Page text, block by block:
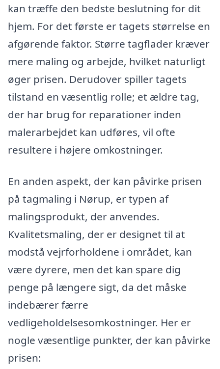
kan træffe den bedste beslutning for dit
hjem. For det første er tagets størrelse en
afgørende faktor. Større tagflader kræver
mere maling og arbejde, hvilket naturligt
øger prisen. Derudover spiller tagets
tilstand en væsentlig rolle; et ældre tag,
der har brug for reparationer inden
malerarbejdet kan udføres, vil ofte
resultere i højere omkostninger.
En anden aspekt, der kan påvirke prisen
på tagmaling i Nørup, er typen af
malingsprodukt, der anvendes.
Kvalitetsmaling, der er designet til at
modstå vejrforholdene i området, kan
være dyrere, men det kan spare dig
penge på længere sigt, da det måske
indebærer færre
vedligeholdelsesomkostninger. Her er
nogle væsentlige punkter, der kan påvirke
prisen: